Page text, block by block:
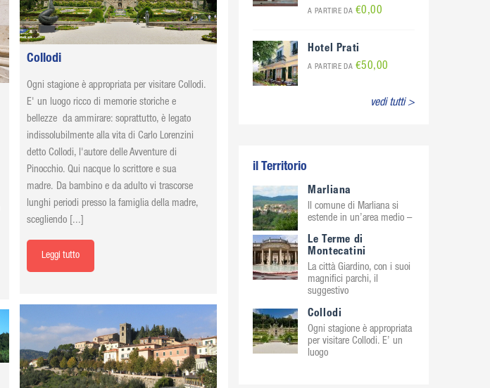
Collodi
Ogni stagione è appropriata per visitare Collodi.
E' un luogo ricco di memorie storiche e
bellezze da ammirare: soprattutto, è legato
indissolubilmente alla vita di Carlo Lorenzini
detto Collodi, l'autore delle Avventure di
Pinocchio. Qui nacque lo scrittore e sua
madre. Da bambino e da adulto vi trascorse
lunghi periodi presso la famiglia della madre,
scegliendo [...]
Leggi tutto
A PARTIRE DA €0,00
Hotel Prati
A PARTIRE DA €50,00
vedi tutti >
il Territorio
Marliana
Il comune di Marliana si
estende in un’area medio –
Le Terme di
Montecatini
La città Giardino, con i suoi
magnifici parchi, il
suggestivo
Collodi
Ogni stagione è appropriata
per visitare Collodi. E’ un
luogo